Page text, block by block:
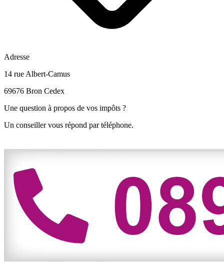
Adresse
14 rue Albert-Camus
69676 Bron Cedex
Une question à propos de vos impôts ?
Un conseiller vous répond par téléphone.